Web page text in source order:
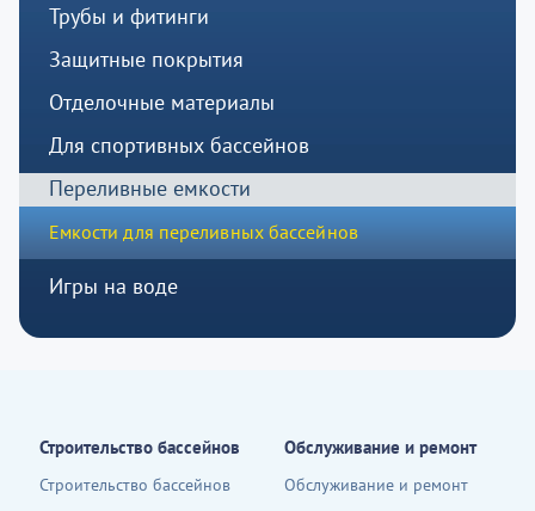
Трубы и фитинги
Защитные покрытия
Отделочные материалы
Для спортивных бассейнов
Переливные емкости
Емкости для переливных бассейнов
Игры на воде
Строительство бассейнов
Строительство бассейнов
Обслуживание и ремонт
Обслуживание и ремонт